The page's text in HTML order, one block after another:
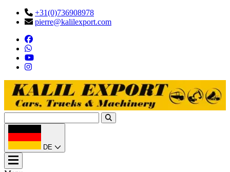
+31(0)736908978
pierre@kalilexport.com
DE